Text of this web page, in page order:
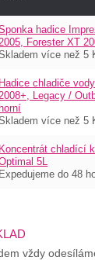
hadice
Forester XT
více než 5
Hadice chladiče
Legacy /
horní
více než 5
Koncentrát chladící
5L
Expedujeme do 48
vždy